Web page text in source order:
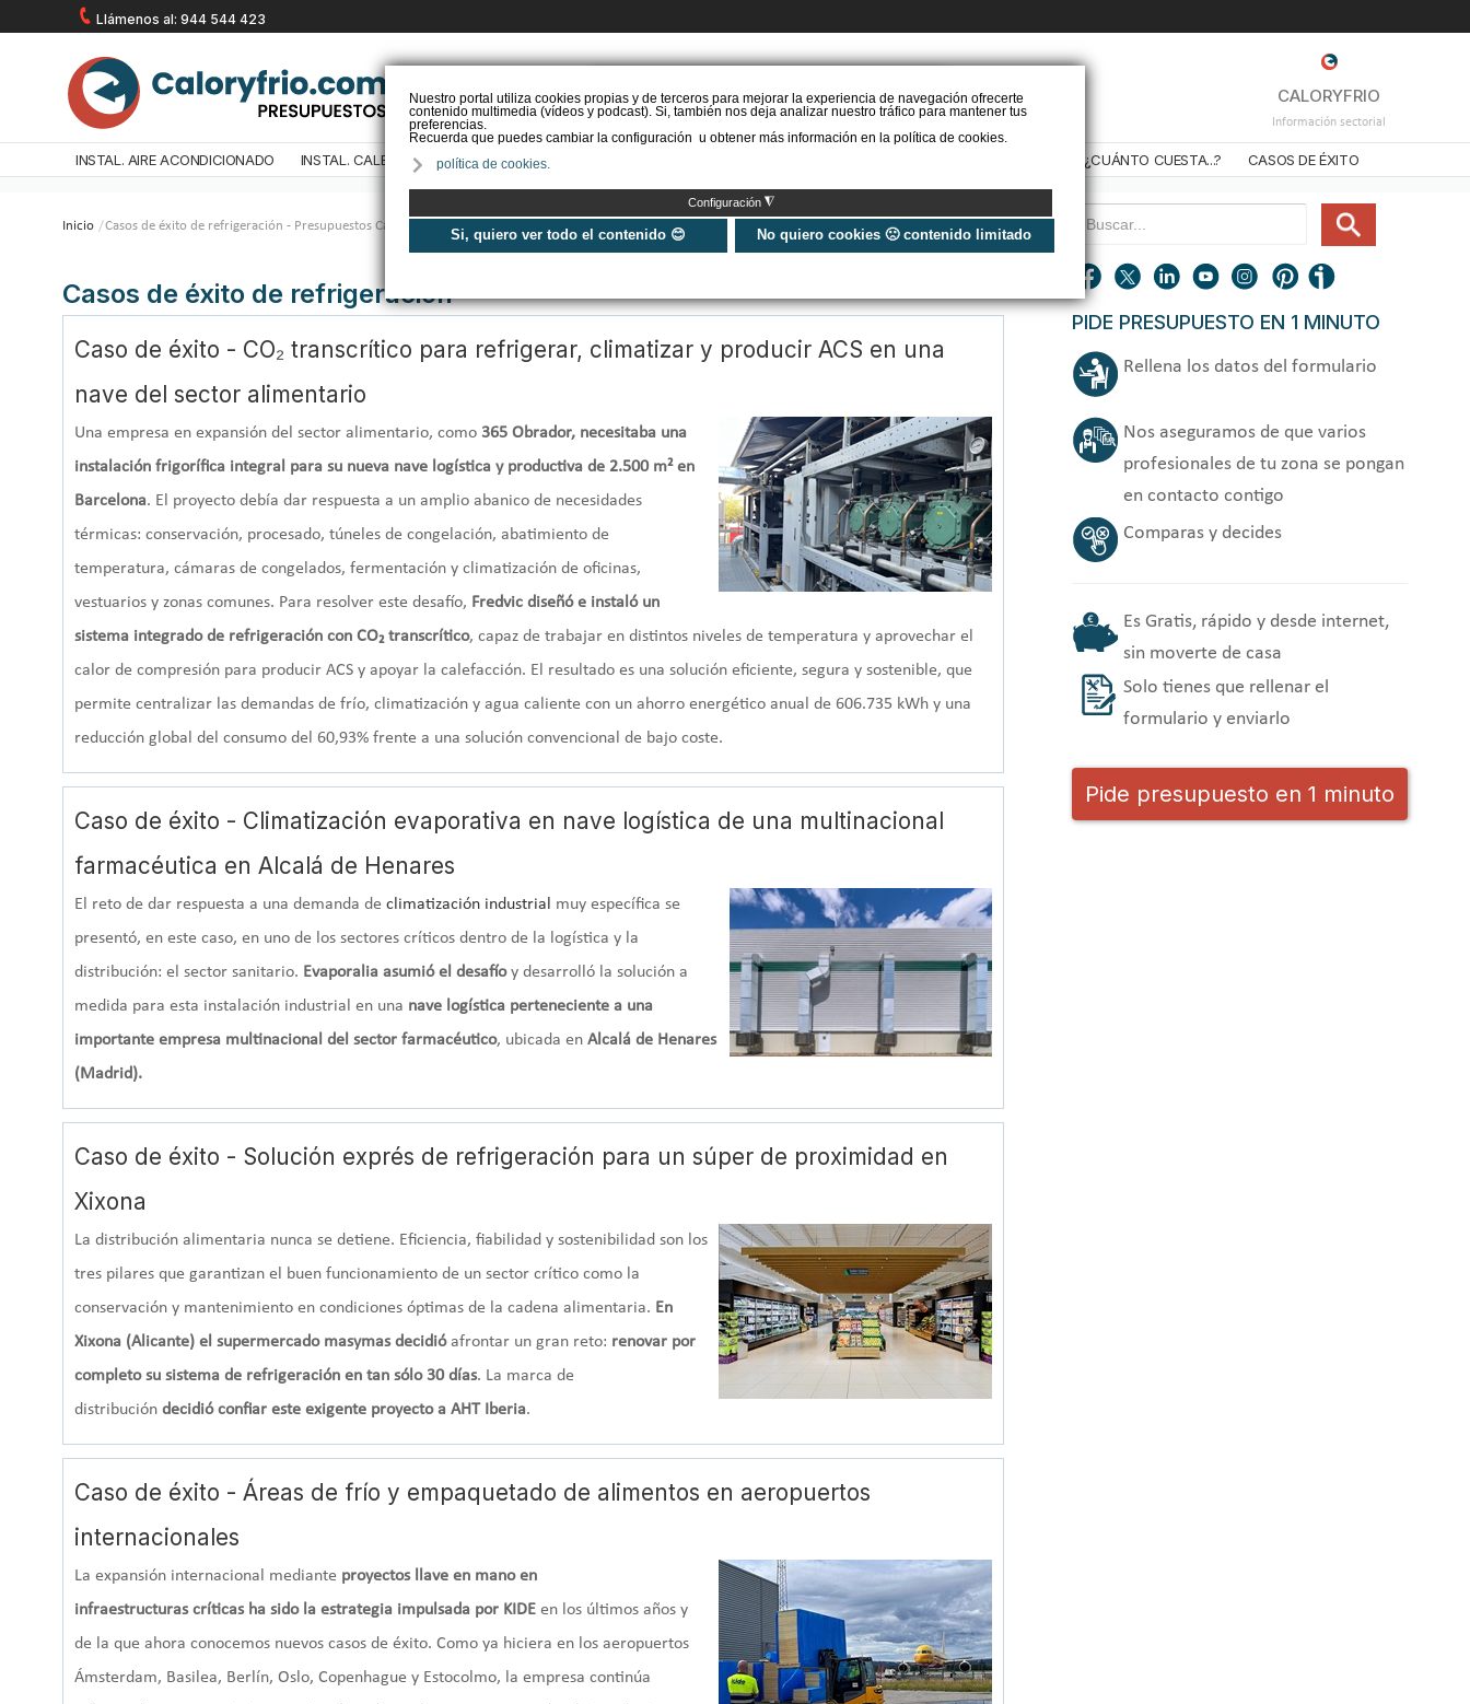
Nuestro portal utiliza cookies propias y de terceros para mejorar la experiencia de navegación ofrecerte
contenido multimedia (vídeos y podcast). Si, también nos deja analizar nuestro tráfico para mantener tus
preferencias.
Recuerda que puedes cambiar la configuración u obtener más información en la política de cookies.
política de cookies.
Configuración ◮
Si, quiero ver todo el contenido 😊 No quiero cookies 🙁 contenido limitado
Llámenos al: 944 544 423
PIDE PRESUPUESTO CALORYFRIO
Información sectorial
INSTAL. AIRE ACONDICIONADO INSTAL. CALEFACCIÓN INSTAL. AEROTERMIA ¿CUÁNTO CUESTA...? CASOS DE ÉXITO
Inicio /Casos de éxito de refrigeración - Presupuestos Caloryfrio.com
Casos de éxito de refrigeración
Caso de éxito - CO₂ transcrítico para refrigerar, climatizar y producir ACS en una
nave del sector alimentario
Una empresa en expansión del sector alimentario, como 365 Obrador, necesitaba una
instalación frigorífica integral para su nueva nave logística y productiva de 2.500 m² en
Barcelona. El proyecto debía dar respuesta a un amplio abanico de necesidades
térmicas: conservación, procesado, túneles de congelación, abatimiento de
temperatura, cámaras de congelados, fermentación y climatización de oficinas,
vestuarios y zonas comunes. Para resolver este desafío, Fredvic diseñó e instaló un
sistema integrado de refrigeración con CO₂ transcrítico, capaz de trabajar en distintos niveles de temperatura y aprovechar el
calor de compresión para producir ACS y apoyar la calefacción. El resultado es una solución eficiente, segura y sostenible, que
permite centralizar las demandas de frío, climatización y agua caliente con un ahorro energético anual de 606.735 kWh y una
reducción global del consumo del 60,93% frente a una solución convencional de bajo coste.
Caso de éxito - Climatización evaporativa en nave logística de una multinacional
farmacéutica en Alcalá de Henares
El reto de dar respuesta a una demanda de climatización industrial
muy específica se
presentó, en este caso, en uno de los sectores críticos dentro de la logística y la
distribución: el sector sanitario. Evaporalia asumió el desafíoy desarrolló la solución a
medida para esta instalación industrial en una nave logística perteneciente a una
importante empresa multinacional del sector farmacéutico, ubicada en Alcalá de Henares
(Madrid).
Caso de éxito - Solución exprés de refrigeración para un súper de proximidad en
Xixona
La distribución alimentaria nunca se detiene. Eficiencia, fiabilidad y sostenibilidad son los
tres pilares que garantizan el buen funcionamiento de un sector crítico como la
conservación y mantenimiento en condiciones óptimas de la cadena alimentaria. En
Xixona (Alicante) el supermercado masymas decidióafrontar un gran reto: renovar por
completo su sistema de refrigeración en tan sólo 30 días. La marca de
distribución decidió confiar este exigente proyecto a AHT Iberia.
Caso de éxito - Áreas de frío y empaquetado de alimentos en aeropuertos
internacionales
La expansión internacional mediante proyectos llave en mano en
infraestructuras críticas ha sido la estrategia impulsada por KIDE en los últimos años y
de la que ahora conocemos nuevos casos de éxito. Como ya hiciera en los aeropuertos
Ámsterdam, Basilea, Berlín, Oslo, Copenhague y Estocolmo, la empresa continúa
PIDE PRESUPUESTO EN 1 MINUTO
Rellena los datos del formulario
Nos aseguramos de que varios
profesionales de tu zona se pongan
en contacto contigo
Comparas y decides
Es Gratis, rápido y desde internet,
sin moverte de casa
Solo tienes que rellenar el
formulario y enviarlo
Pide presupuesto en 1 minuto